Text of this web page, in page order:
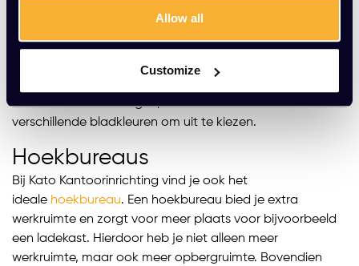
Allow all
Customize
concentratievermogen en verhoogt je productiviteit.
Door deze afwisseling krijgen je hersenen en lichaam
voldoende rust, wat uiteindelijk leidt tot betere prestaties.
verschillende afmetingen, framekleuren en meer dan tien
verschillende bladkleuren om uit te kiezen.
Hoekbureaus
Bij Kato Kantoorinrichting vind je ook het
ideale hoekbureau. Een hoekbureau bied je extra
werkruimte en zorgt voor meer plaats voor bijvoorbeeld
een ladekast. Hierdoor heb je niet alleen meer
werkruimte, maar ook meer opbergruimte. Bovendien